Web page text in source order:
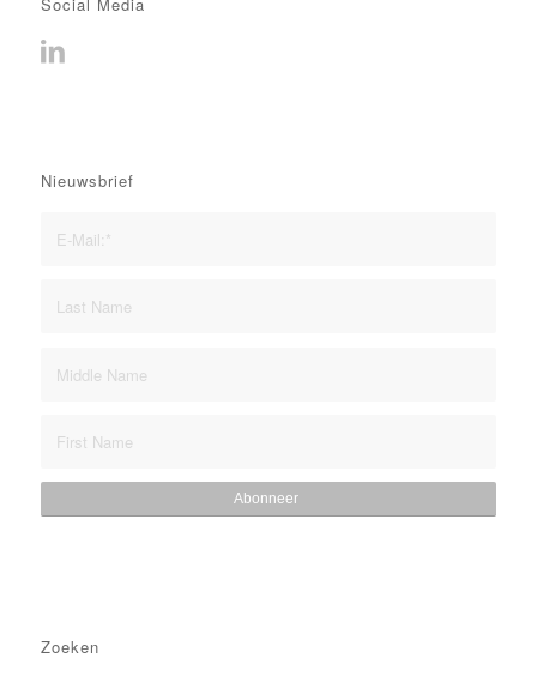
Social Media
Nieuwsbrief
Zoeken